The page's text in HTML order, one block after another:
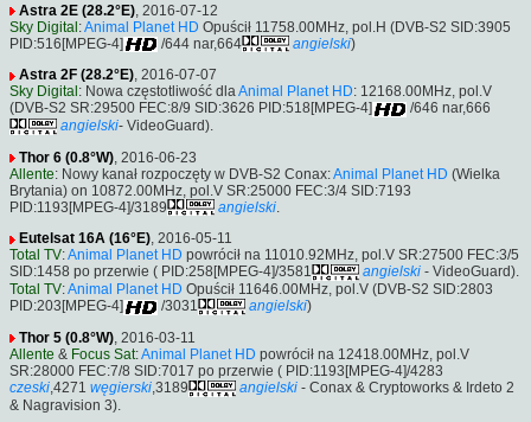
Astra 2E (28.2°E) , 2016-07-12
Sky Digital:Animal Planet HD Opuścił 11758.00MHz, pol.H (DVB-S2 SID:3905
PID:516[MPEG-4]
/644 nar,664 angielski)
Astra 2F (28.2°E), 2016-07-07
Sky Digital : Nowa częstotliwość dlaAnimal Planet HD: 12168.00MHz, pol.V
(DVB-S2 SR:29500 FEC:8/9 SID:3626 PID:518[MPEG-4]
/646 nar,666
angielski- VideoGuard).
Thor 6 (0.8°W) , 2016-06-23
Allente: Nowy kanał rozpoczęty w DVB-S2 Conax:Animal Planet HD (Wielka
Brytania) on 10872.00MHz, pol.V SR:25000 FEC:3/4 SID:7193
PID:1193[MPEG-4]/3189
angielski
Eutelsat 16A (16°E), 2016-05-11
Total TV:Animal Planet HD powrócił na 11010.92MHz, pol.V SR:27500 FEC:3/5
SID:1458 po przerwie ( PID:258[MPEG-4]/3581
angielski - VideoGuard).
Total TV:Animal Planet HD Opuścił 11646.00MHz, pol.V (DVB-S2 SID:2803
PID:203[MPEG-4]
/3031 angielski)
Thor 5 (0.8°W), 2016-03-11
Allente & Focus Sat:Animal Planet HD powrócił na 12418.00MHz, pol.V
SR:28000 FEC:7/8 SID:7017 po przerwie ( PID:1193[MPEG-4]/4283
czeski,4271 węgierski,3189 angielski - Conax & Cryptoworks & Irdeto 2
& Nagravision 3).